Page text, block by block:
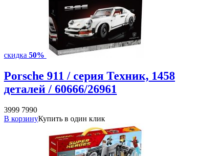
скидка 50%
Porsche 911 / серия Техник, 1458
деталей / 60666/26961
3999 7990
В корзинуКупить в один клик